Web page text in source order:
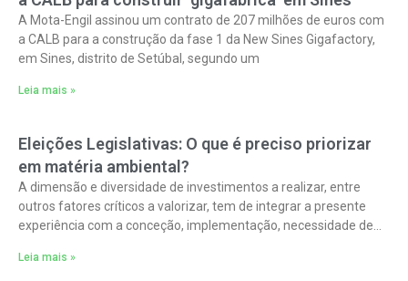
A Mota-Engil assinou um contrato de 207 milhões de euros com
a CALB para a construção da fase 1 da New Sines Gigafactory,
em Sines, distrito de Setúbal, segundo um
Leia mais »
Eleições Legislativas: O que é preciso priorizar
em matéria ambiental?
A dimensão e diversidade de investimentos a realizar, entre
outros fatores críticos a valorizar, tem de integrar a presente
experiência com a conceção, implementação, necessidade de
Leia mais »